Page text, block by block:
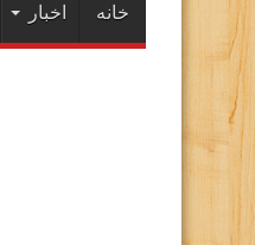
خانه اخبار